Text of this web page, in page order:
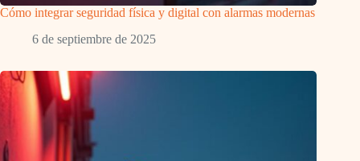
Cómo integrar seguridad física y digital con alarmas modernas
6 de septiembre de 2025